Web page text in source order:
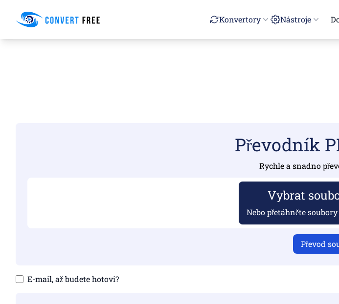
Convert Free Konvertory Nástroje
Převodník
Rychle a snadno
Vybrat
Nebo přetáhněte
Převod
E-mail, až budete hotovi?